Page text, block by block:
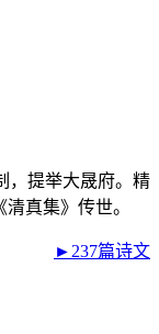
，提举大晟府。精
真集》传世。
►237篇诗文